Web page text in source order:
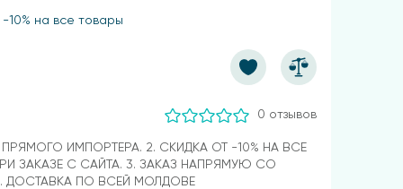
10% на все товары
0 отзывов
ПРЯМОГО ИМПОРТЕРА. 2. СКИДКА ОТ -10% НА ВСЕ
ЗАКАЗЕ С САЙТА. 3. ЗАКАЗ НАПРЯМУЮ СО
ДОСТАВКА ПО ВСЕЙ МОЛДОВЕ